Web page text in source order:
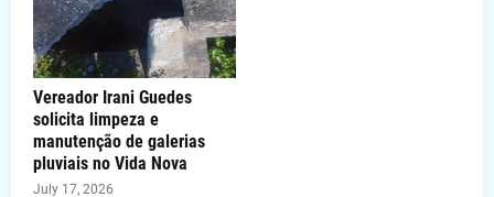
Vereador Irani Guedes
solicita limpeza e
manutenção de galerias
pluviais no Vida Nova
July 17, 2026